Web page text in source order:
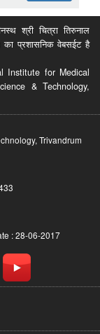
श्री चित्रा तिरुनाल
का प्रशासनिक वेबसईट है
Institute for Medical
& Technology,
Trivandrum
: 28-06-2017